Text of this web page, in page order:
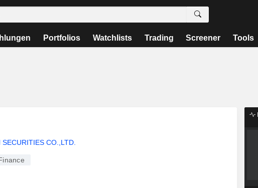
Portfolios Watchlists Trading Screener Tools
CO.,LTD.